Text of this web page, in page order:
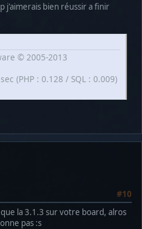
j'aimerais bien réussir a finir
© 2005-2013
(PHP : 0.128 / SQL : 0.009)
#10
la 3.1.3 sur votre board, alros
pas :s